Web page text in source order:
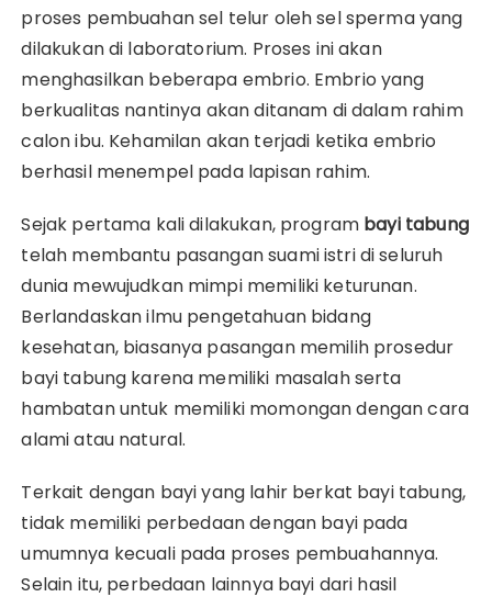
proses pembuahan sel telur oleh sel sperma yang
dilakukan di laboratorium. Proses ini akan
menghasilkan beberapa embrio. Embrio yang
berkualitas nantinya akan ditanam di dalam rahim
calon ibu. Kehamilan akan terjadi ketika embrio
berhasil menempel pada lapisan rahim.
Sejak pertama kali dilakukan, program bayi tabung
telah membantu pasangan suami istri di seluruh
dunia mewujudkan mimpi memiliki keturunan.
Berlandaskan ilmu pengetahuan bidang
kesehatan, biasanya pasangan memilih prosedur
bayi tabung karena memiliki masalah serta
hambatan untuk memiliki momongan dengan cara
alami atau natural.
Terkait dengan bayi yang lahir berkat bayi tabung,
tidak memiliki perbedaan dengan bayi pada
umumnya kecuali pada proses pembuahannya.
Selain itu, perbedaan lainnya bayi dari hasil